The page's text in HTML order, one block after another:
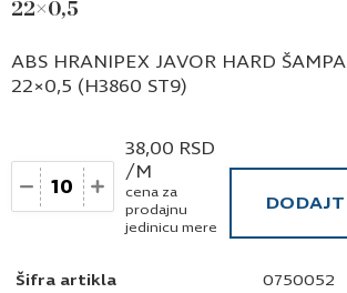
22×0,5
Šifra artikla 0750052
ABS HRANIPEX JAVOR HARD
22×0,5 (H3860 ST9)
Količina
38,00 RSD
/M
cena za
prodajnu
jedinicu mere